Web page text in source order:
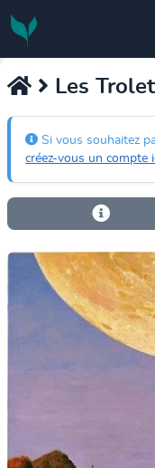
Les
Si vous souhaitez
créez-vous un compte